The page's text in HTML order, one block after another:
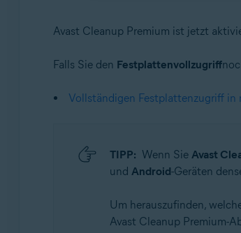
Avast Cleanup Premium ist jetzt
Falls Sie den Festplattenvollzugriff
Vollständigen Festplattenzugriff in
TIPP: Wenn Sie Avast
und Android-Geräten
Um herauszufinden,
Avast Cleanup Premium-